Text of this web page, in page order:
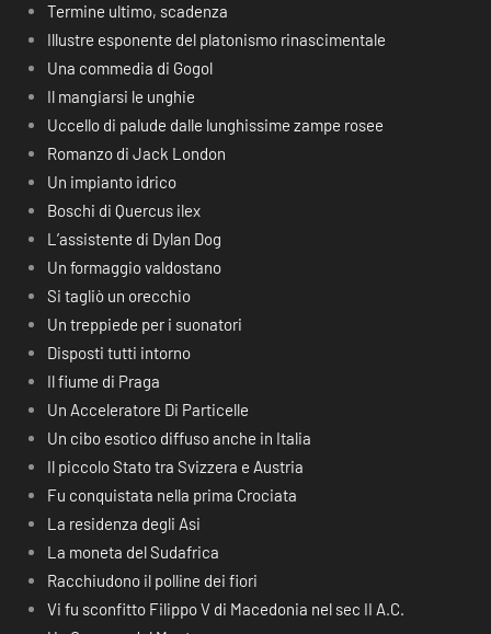
Termine ultimo, scadenza
Illustre esponente del platonismo rinascimentale
Una commedia di Gogol
Il mangiarsi le unghie
Uccello di palude dalle lunghissime zampe rosee
Romanzo di Jack London
Un impianto idrico
Boschi di Quercus ilex
L’assistente di Dylan Dog
Un formaggio valdostano
Si tagliò un orecchio
Un treppiede per i suonatori
Disposti tutti intorno
Il fiume di Praga
Un Acceleratore Di Particelle
Un cibo esotico diffuso anche in Italia
Il piccolo Stato tra Svizzera e Austria
Fu conquistata nella prima Crociata
La residenza degli Asi
La moneta del Sudafrica
Racchiudono il polline dei fiori
Vi fu sconfitto Filippo V di Macedonia nel sec II A.C.